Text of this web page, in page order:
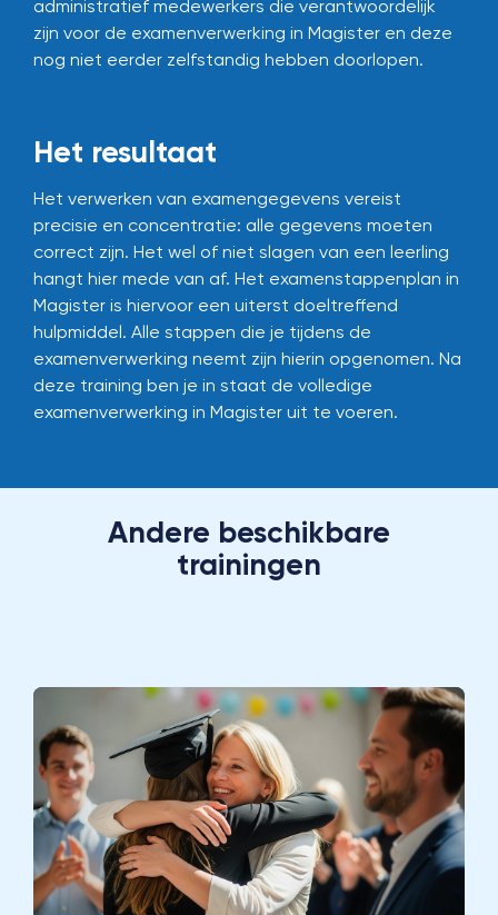
administratief medewerkers die verantwoordelijk
zijn voor de examenverwerking in Magister en deze
nog niet eerder zelfstandig hebben doorlopen.
Het resultaat
Het verwerken van examengegevens vereist
precisie en concentratie: alle gegevens moeten
correct zijn. Het wel of niet slagen van een leerling
hangt hier mede van af. Het examenstappenplan in
Magister is hiervoor een uiterst doeltreffend
hulpmiddel. Alle stappen die je tijdens de
examenverwerking neemt zijn hierin opgenomen. Na
deze training ben je in staat de volledige
examenverwerking in Magister uit te voeren.
Andere beschikbare
trainingen